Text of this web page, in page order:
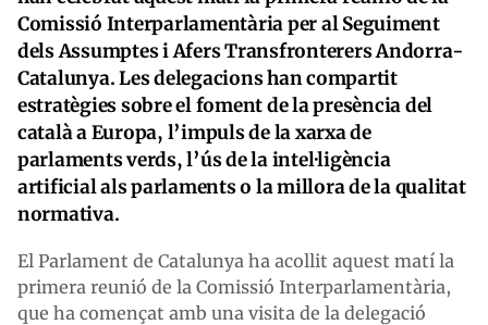
Comissió Interparlamentària per al Seguiment
dels Assumptes i Afers Transfronterers Andorra-
Catalunya. Les delegacions han compartit
estratègies sobre el foment de la presència del
català a Europa, l’impuls de la xarxa de
parlaments verds, l’ús de la intel·ligència
artificial als parlaments o la millora de la qualitat
normativa.
El Parlament de Catalunya ha acollit aquest matí la
primera reunió de la Comissió Interparlamentària,
que ha començat amb una visita de la delegació